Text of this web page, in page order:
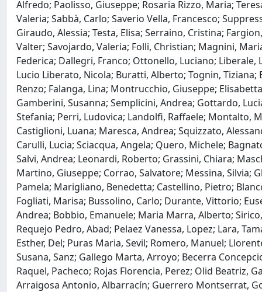
Alfredo; Paolisso, Giuseppe; Rosaria Rizzo, Maria;
Valeria; Sabbà, Carlo; Saverio Vella, Francesco;
Giraudo, Alessia; Testa, Elisa; Serraino, Cristina;
Valter; Savojardo, Valeria; Folli, Christian; Magnini,
Federica; Dallegri, Franco; Ottonello, Luciano; Liberale,
Lucio Liberato, Nicola; Buratti, Alberto; Tognin,
Renzo; Falanga, Lina; Montrucchio, Giuseppe;
Gamberini, Susanna; Semplicini, Andrea; Gottardo,
Stefania; Perri, Ludovica; Landolfi, Raffaele; Montalto,
Castiglioni, Luana; Maresca, Andrea; Squizzato,
Carulli, Lucia; Sciacqua, Angela; Quero, Michele;
Salvi, Andrea; Leonardi, Roberto; Grassini, Chiara;
Martino, Giuseppe; Corrao, Salvatore; Messina, Silvia;
Pamela; Marigliano, Benedetta; Castellino, Pietro;
Fogliati, Marisa; Bussolino, Carlo; Durante, Vittorio;
Andrea; Bobbio, Emanuele; Maria Marra, Alberto;
Requejo Pedro, Abad; Pelaez Vanessa, Lopez; Lara,
Esther, Del; Puras Maria, Sevil; Romero, Manuel;
Susana, Sanz; Gallego Marta, Arroyo; Becerra
Raquel, Pacheco; Rojas Florencia, Perez; Olid Beatriz,
Arraigosa Antonio, Albarracín; Guerrero Montserrat,